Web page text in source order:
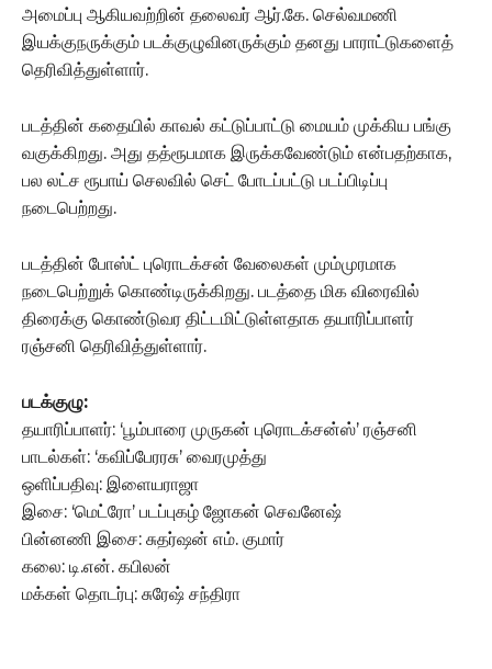
அமைப்பு ஆகியவற்றின் தலைவர் ஆர்.கே. செல்வமணி
இயக்குநருக்கும் படக்குழுவினருக்கும் தனது பாராட்டுகளைத்
தெரிவித்துள்ளார்.
படத்தின் கதையில் காவல் கட்டுப்பாட்டு மையம் முக்கிய பங்கு
வகுக்கிறது. அது தத்ரூபமாக இருக்கவேண்டும் என்பதற்காக,
பல லட்ச ரூபாய் செலவில் செட் போடப்பட்டு படப்பிடிப்பு
நடைபெற்றது.
படத்தின் போஸ்ட் புரொடக்‌சன் வேலைகள் மும்முரமாக
நடைபெற்றுக் கொண்டிருக்கிறது. படத்தை மிக விரைவில்
திரைக்கு கொண்டுவர திட்டமிட்டுள்ளதாக தயாரிப்பாளர்
ரஞ்சனி தெரிவித்துள்ளார்.
படக்குழு:
தயாரிப்பாளர்: ‘பூம்பாரை முருகன் புரொடக்சன்ஸ்’ ரஞ்சனி
பாடல்கள்: ‘கவிப்பேரரசு’ வைரமுத்து
ஒளிப்பதிவு: இளையராஜா
இசை: ‘மெட்ரோ’ படப்புகழ் ஜோகன் செவனேஷ்
பின்னணி இசை: சுதர்ஷன் எம். குமார்
கலை: டி.என். கபிலன்
மக்கள் தொடர்பு: சுரேஷ் சந்திரா